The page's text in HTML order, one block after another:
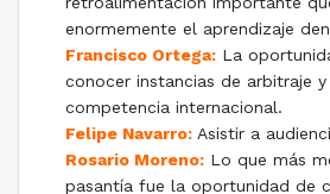
enormemente el aprendizaje
Francisco Ortega: La
conocer instancias de arbitraje
competencia internacional.
Felipe Navarro: Asistir a
Rosario Moreno: Lo que más
pasantía fue la oportunidad de